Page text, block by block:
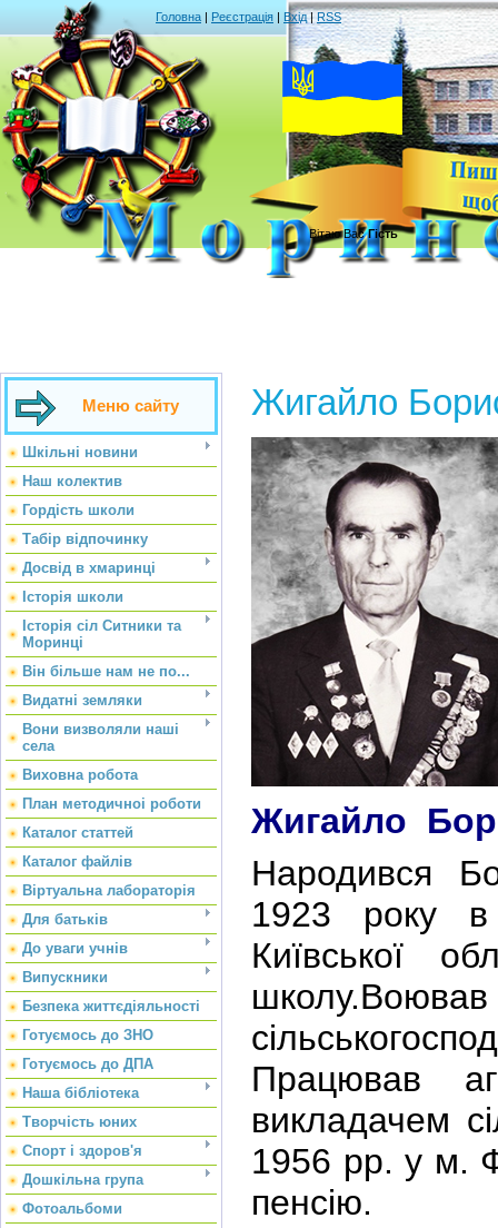
Головна | Реєстрація | Вхід| RSS
Вітаю Вас Гість
Меню сайту
Шкільні новини
Наш колектив
Гордість школи
Табір відпочинку
Досвід в хмаринці
Історія школи
Історія сіл Ситники та
Моринці
Він більше нам не по...
Видатні земляки
Вони визволяли наші
села
Виховна робота
План методичноі роботи
Каталог статтей
Каталог файлів
Віртуальна лабораторія
Для батьків
До уваги учнів
Випускники
Безпека життєдіяльності
Готуємось до ЗНО
Готуємось до ДПА
Наша бібліотека
Творчість юних
Спорт і здоров'я
Дошкільна група
Фотоальбоми
Жигайло
Жигайло
Народився
1923 року в
Київської
Працював
викладачем
1956 рр. у м.
пенсію.